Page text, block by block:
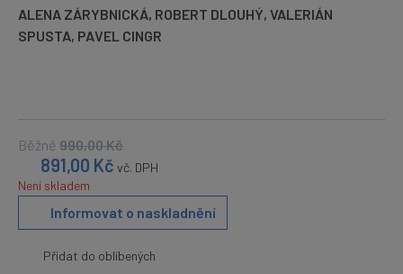
ALENA ZÁRYBNICKÁ, ROBERT DLOUHÝ, VALERIÁN
SPUSTA, PAVEL CINGR
Běžně 990,00Kč
891,00 Kč vč. DPH
Není skladem
Informovat o naskladnění
Přidat do oblíbených